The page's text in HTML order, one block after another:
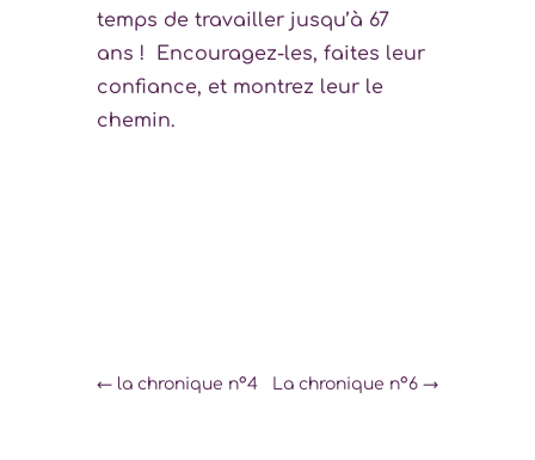
temps de travailler jusqu’à 67
ans ! Encouragez-les, faites leur
confiance, et montrez leur le
chemin.
← la chronique n°4 La chronique n°6 →